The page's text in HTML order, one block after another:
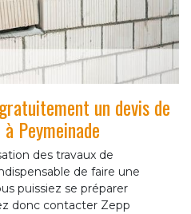
un devis de
Peymeinade
des travaux de
de faire une
puissiez se préparer
donc contacter Zepp